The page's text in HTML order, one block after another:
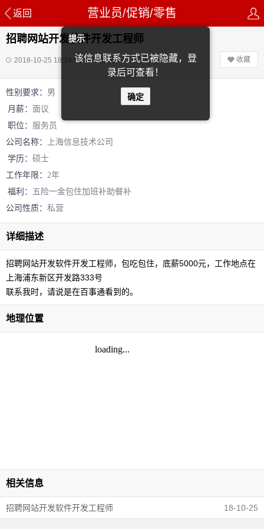
提示
该信息联系方式已被隐藏，登
录后可查看！
确定
返回 营业员/促销/零售
招聘网站开发软件开发工程师
2018-10-25 18:19:50 30次 收藏
性别要求： 男
月薪： 面议
职位： 服务员
公司名称：
上海信息技术公司
学历： 硕士
工作年限： 2年
福利： 五险一金包住加班补助餐补
公司性质： 私营
详细描述
招聘网站开发软件开发工程师，包吃包住，底薪5000元，工作地点在
上海浦东新区开发路333号
联系我时，请说是在百事通看到的。
地理位置
相关信息
招聘网站开发软件开发工程师 18-10-25